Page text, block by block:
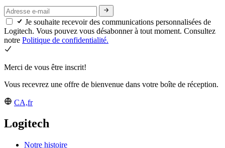
Je souhaite recevoir des communications personnalisées de
Logitech. Vous pouvez vous désabonner à tout moment. Consultez
notre Politique de confidentialité.
Merci de vous être inscrit!
Vous recevrez une offre de bienvenue dans votre boîte de réception.
CA,fr
Logitech
Notre histoire